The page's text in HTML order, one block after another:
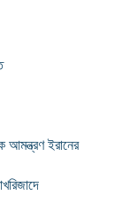
আমন্ত্রণ ইরানের